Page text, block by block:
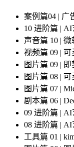
案例篇04 | 广
10 进阶篇 |
声音篇 10 | 微
视频篇 09 |
图片篇 09 |
图片篇 08 |
图片篇 07 |
剧本篇 06 |
09 进阶篇 |
08 进阶篇 | AI
工具篇 01 |